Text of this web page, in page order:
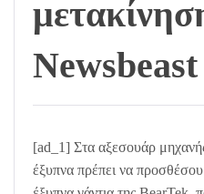
Newsbeast
[ad_1] Στα αξεσουάρ
έξυπνα πρέπει να